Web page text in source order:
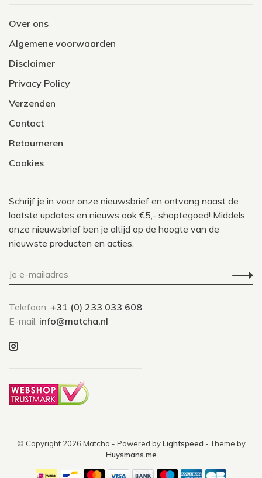
Over ons
Algemene voorwaarden
Disclaimer
Privacy Policy
Verzenden
Contact
Retourneren
Cookies
Schrijf je in voor onze nieuwsbrief en ontvang naast de
laatste updates en nieuws ook €5,- shoptegoed! Middels
onze nieuwsbrief ben je altijd op de hoogte van de
nieuwste producten en acties.
Telefoon: +31 (0) 233 033 608
E-mail: info@matcha.nl
© Copyright 2026 Matcha - Powered byLightspeed - Theme by
Huysmans.me